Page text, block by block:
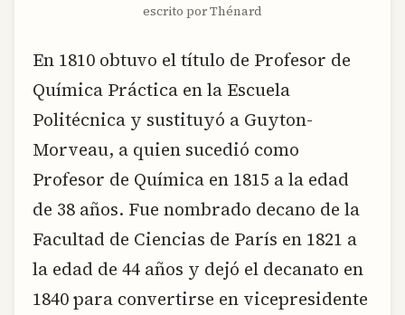
escrito por Thénard
En 1810 obtuvo el título de Profesor de
Química Práctica en la Escuela
Politécnica y sustituyó a Guyton-
Morveau, a quien sucedió como
Profesor de Química en 1815 a la edad
de 38 años. Fue nombrado decano de la
Facultad de Ciencias de París en 1821 a
la edad de 44 años y dejó el decanato en
1840 para convertirse en vicepresidente